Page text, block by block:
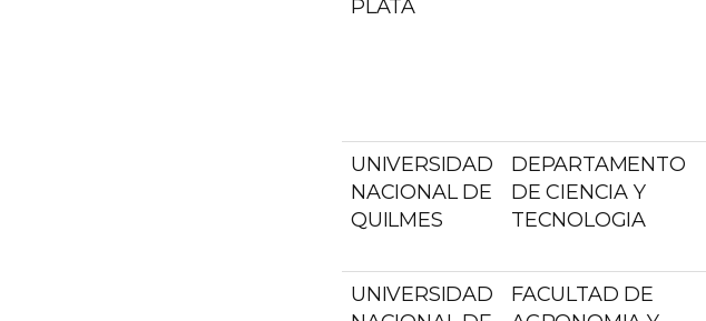
PLATA
UNIVERSIDAD
NACIONAL DE
QUILMES
DEPARTAMENTO
DE CIENCIA Y
TECNOLOGIA
UNIVERSIDAD
FACULTAD DE